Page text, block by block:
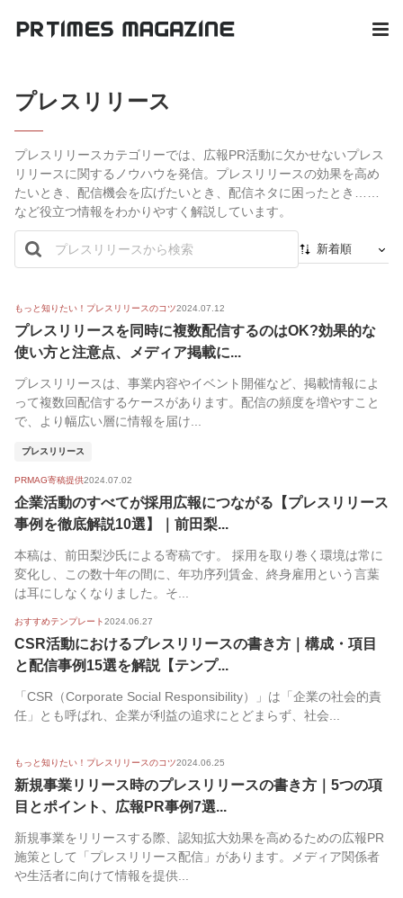
プレスリリース
プレスリリースカテゴリーでは、広報PR活動に欠かせないプレス
リリースに関するノウハウを発信。プレスリリースの効果を高め
たいとき、配信機会を広げたいとき、配信ネタに困ったとき……
など役立つ情報をわかりやすく解説しています。
新着順
人気順
もっと知りたい！プレスリリースのコツ2024.07.12
プレスリリースを同時に複数配信するのはOK?効果的な
使い方と注意点、メディア掲載に...
プレスリリースは、事業内容やイベント開催など、掲載情報によ
って複数回配信するケースがあります。配信の頻度を増やすこと
で、より幅広い層に情報を届け...
プレスリリース
PRMAG寄稿提供2024.07.02
企業活動のすべてが採用広報につながる【プレスリリース
事例を徹底解説10選】｜前田梨...
本稿は、前田梨沙氏による寄稿です。 採用を取り巻く環境は常に
変化し、この数十年の間に、年功序列賃金、終身雇用という言葉
は耳にしなくなりました。そ...
おすすめテンプレート2024.06.27
CSR活動におけるプレスリリースの書き方｜構成・項目
と配信事例15選を解説【テンプ...
「CSR（Corporate Social Responsibility）」は「企業の社会的責
任」とも呼ばれ、企業が利益の追求にとどまらず、社会...
もっと知りたい！プレスリリースのコツ2024.06.25
新規事業リリース時のプレスリリースの書き方｜5つの項
目とポイント、広報PR事例7選...
新規事業をリリースする際、認知拡大効果を高めるための広報PR
施策として「プレスリリース配信」があります。メディア関係者
や生活者に向けて情報を提供...